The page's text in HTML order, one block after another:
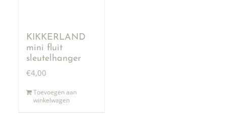
KIKKERLAND
mini fluit
sleutelhanger
€4,00
Toevoegen aan
winkelwagen